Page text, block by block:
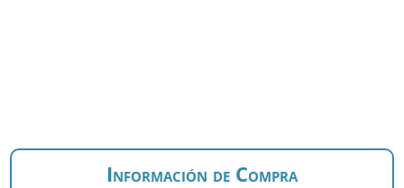
Información de Compra